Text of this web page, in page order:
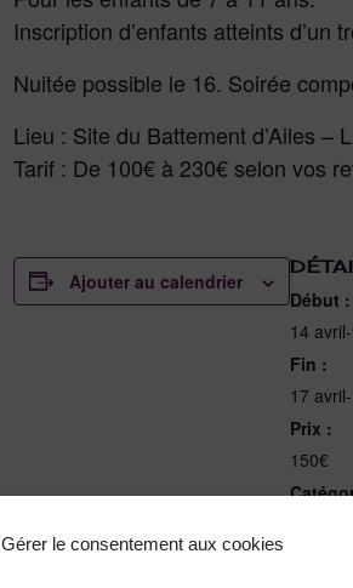
Gérer le consentement aux cookies
Inscription d’enfants atteints
Nuitée possible le 16. Soirée
Lieu : Site du Battement d’Ailes –
Tarif : De 100€ à 230€ selon vos
Ajouter au calendrier
Début :
14
Fin :
17
Prix :
150€